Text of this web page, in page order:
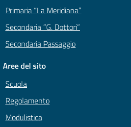
Primaria “La Meridiana”
Secondaria “G. Dottori”
Secondaria Passaggio
Aree del sito
Scuola
Regolamento
Modulistica